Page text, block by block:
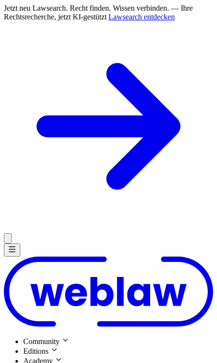
Jetzt neu Lawsearch. Recht finden. Wissen verbinden. — Ihre
Rechtsrecherche, jetzt KI-gestützt Lawsearch entdecken
Community
Editions
Academy